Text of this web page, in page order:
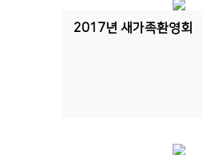
2017년 새가족환영회